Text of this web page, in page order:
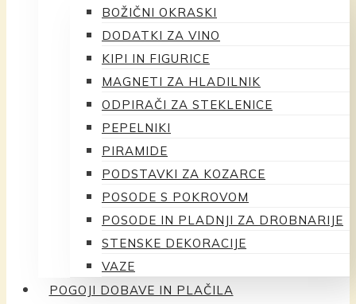
BOŽIČNI OKRASKI
DODATKI ZA VINO
KIPI IN FIGURICE
MAGNETI ZA HLADILNIK
ODPIRAČI ZA STEKLENICE
PEPELNIKI
PIRAMIDE
PODSTAVKI ZA KOZARCE
POSODE S POKROVOM
POSODE IN PLADNJI ZA DROBNARIJE
STENSKE DEKORACIJE
VAZE
POGOJI DOBAVE IN PLAČILA